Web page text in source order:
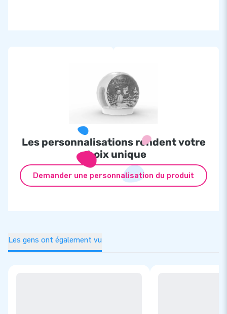
Les personnalisations rendent votre
choix unique
Demander une personnalisation du produit
Les gens ont également vu